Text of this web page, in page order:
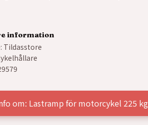
information
Tildasstore
om: Lastramp för motorcykel 225 kg